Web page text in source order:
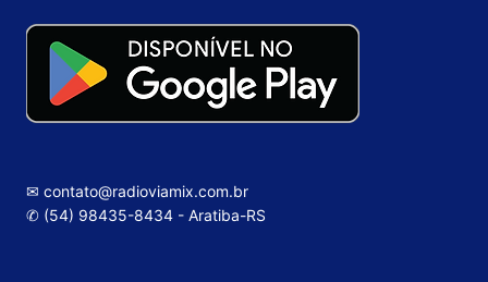
✉ contato@radioviamix.com.br
✆ (54) 98435-8434 - Aratiba-RS